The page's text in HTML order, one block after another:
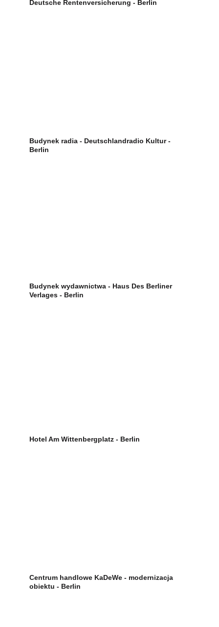
Deutsche Rentenversicherung - Berlin
Budynek radia - Deutschlandradio Kultur -
Berlin
Budynek wydawnictwa - Haus Des Berliner
Verlages - Berlin
Hotel Am Wittenbergplatz - Berlin
Centrum handlowe KaDeWe - modernizacja
obiektu - Berlin